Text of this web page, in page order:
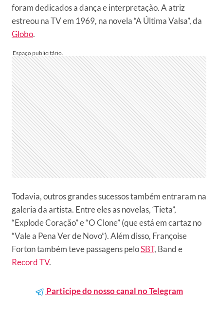
foram dedicados a dança e interpretação. A atriz
estreou na TV em 1969, na novela “A Última Valsa”, da
Globo.
Todavia, outros grandes sucessos também entraram na
galeria da artista. Entre eles as novelas, ‘Tieta”,
“Explode Coração” e “O Clone” (que está em cartaz no
“Vale a Pena Ver de Novo”). Além disso, Françoise
Forton também teve passagens peloSBT, Band e
Record TV.
Participe do nosso canal no Telegram